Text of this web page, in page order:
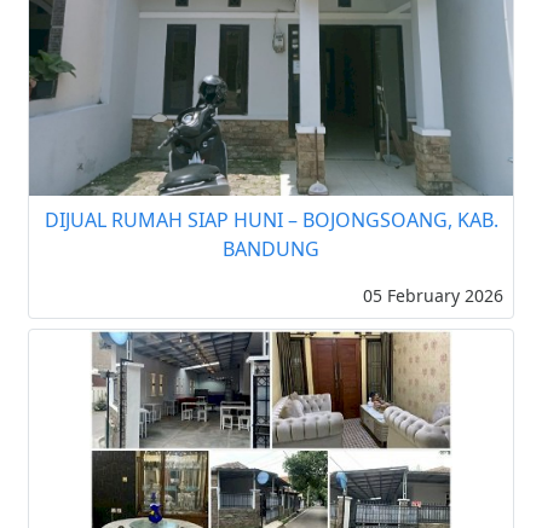
DIJUAL RUMAH SIAP HUNI – BOJONGSOANG, KAB.
BANDUNG
05 February 2026